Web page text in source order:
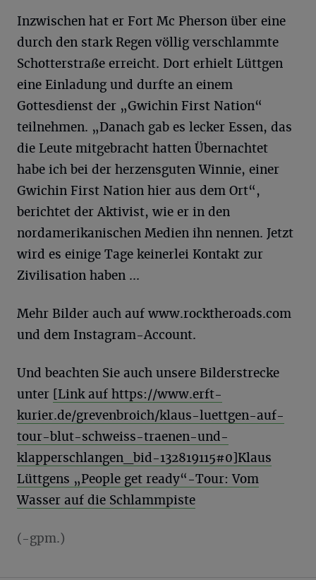
Inzwischen hat er Fort Mc Pherson über eine
durch den stark Regen völlig verschlammte
Schotterstraße erreicht. Dort erhielt Lüttgen
eine Einladung und durfte an einem
Gottesdienst der „Gwichin First Nation“
teilnehmen. „Danach gab es lecker Essen, das
die Leute mitgebracht hatten Übernachtet
habe ich bei der herzensguten Winnie, einer
Gwichin First Nation hier aus dem Ort“,
berichtet der Aktivist, wie er in den
nordamerikanischen Medien ihn nennen. Jetzt
wird es einige Tage keinerlei Kontakt zur
Zivilisation haben ...
Mehr Bilder auch auf www.rocktheroads.com
und dem Instagram-Account.
Und beachten Sie auch unsere Bilderstrecke
unter [Link auf https://www.erft-
kurier.de/grevenbroich/klaus-luettgen-auf-
tour-blut-schweiss-traenen-und-
klapperschlangen_bid-132819115#0]Klaus
Lüttgens „People get ready“-Tour: Vom
Wasser auf die Schlammpiste
(-gpm.)